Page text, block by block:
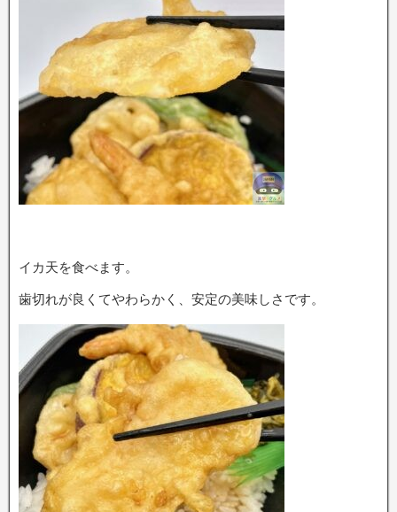
イカ天を食べます。
歯切れが良くてやわらかく、安定の美味しさです。